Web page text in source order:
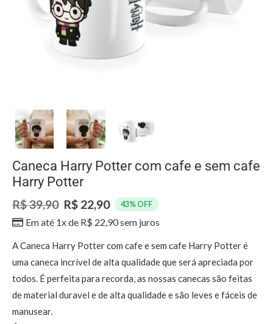
Caneca Harry Potter com cafe e sem cafe
Harry Potter
R$ 39,90 R$ 22,90 43% OFF
Em até 1x de R$ 22,90sem juros
A Caneca Harry Potter com cafe e sem cafe Harry Potter é
uma caneca incrível de alta qualidade que será apreciada por
todos. É perfeita para recorda, as nossas canecas são feitas
de material duravel e de alta qualidade e são leves e fáceis de
manusear.